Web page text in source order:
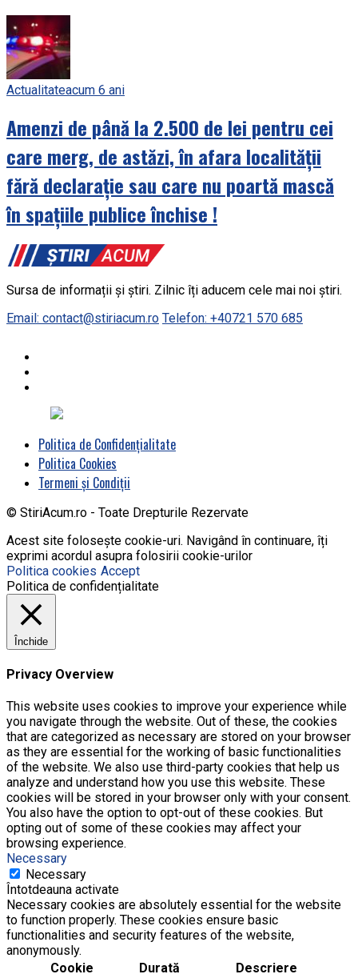
Actualitateacum 6 ani
Amenzi de până la 2.500 de lei pentru cei
care merg, de astăzi, în afara localității
fără declarație sau care nu poartă mască
în spațiile publice închise !
Sursa de informații și știri. Zilnic îți aducem cele mai noi știri.
Email: contact@stiriacum.ro Telefon: +40721 570 685
Politica de Confidențialitate
Politica Cookies
Termeni și Condiții
© StiriAcum.ro - Toate Drepturile Rezervate
Acest site folosește cookie-uri. Navigând în continuare, îți
exprimi acordul asupra folosirii cookie-urilor
Politica cookies Accept
Politica de confidențialitate
Închide
Privacy Overview
This website uses cookies to improve your experience while
you navigate through the website. Out of these, the cookies
that are categorized as necessary are stored on your browser
as they are essential for the working of basic functionalities
of the website. We also use third-party cookies that help us
analyze and understand how you use this website. These
cookies will be stored in your browser only with your consent.
You also have the option to opt-out of these cookies. But
opting out of some of these cookies may affect your
browsing experience.
Necessary
Necessary
Întotdeauna activate
Necessary cookies are absolutely essential for the website
to function properly. These cookies ensure basic
functionalities and security features of the website,
anonymously.
Cookie
Durată Descriere